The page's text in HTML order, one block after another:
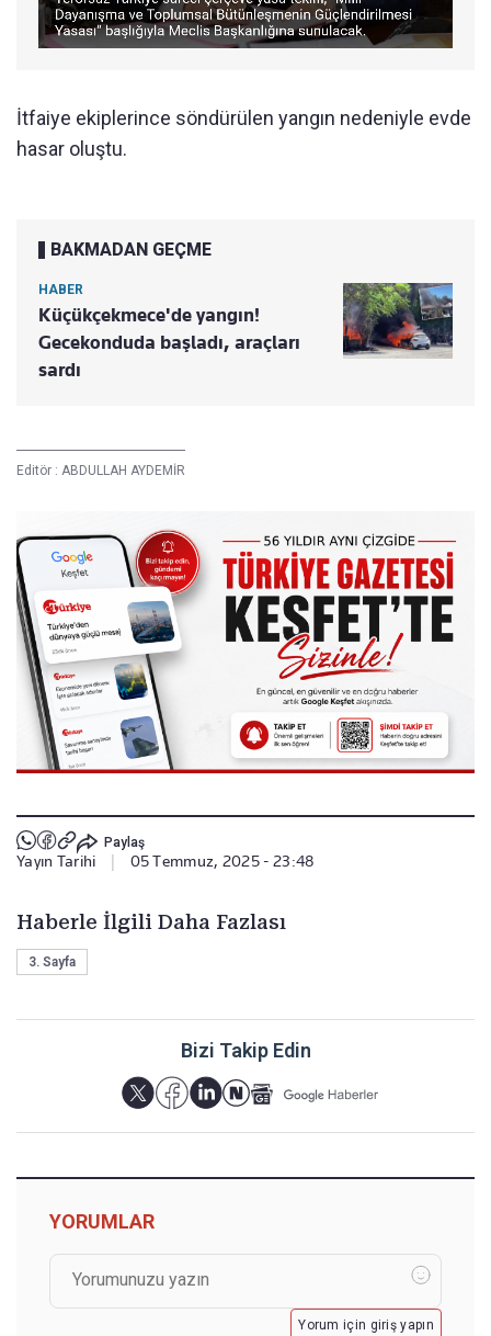
İtfaiye ekiplerince söndürülen yangın nedeniyle evde
hasar oluştu.
BAKMADAN GEÇME
HABER
Küçükçekmece'de yangın!
Gecekonduda başladı, araçları
sardı
Editör : ABDULLAH AYDEMİR
Paylaş
Yayın Tarihi 05 Temmuz, 2025 - 23:48
Haberle İlgili Daha Fazlası
3. Sayfa
Bizi Takip Edin
YORUMLAR
Yorum için giriş yapın